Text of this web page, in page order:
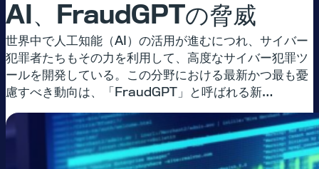
AI、FraudGPTの脅威
世界中で人工知能（AI）の活用が進むにつれ、サイバー
犯罪者たちもその力を利用して、高度なサイバー犯罪ツ
ールを開発している。この分野における最新かつ最も憂
慮すべき動向は、「FraudGPT」と呼ばれる新…